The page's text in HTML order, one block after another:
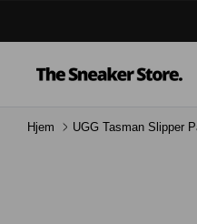
Hjem UGG Tasman Slipper